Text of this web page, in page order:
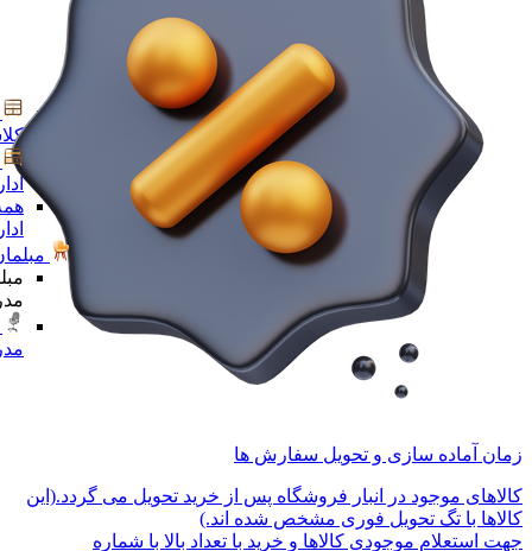
زمان آماده سازی و تحویل سفارش ها
کالاهای موجود در انبار فروشگاه پس از خرید تحویل می گردد.(این
کالاها با تگ تحویل فوری مشخص شده اند.)
جهت استعلام موجودی کالاها و خرید با تعداد بالا با شماره